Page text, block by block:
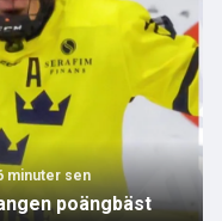
minuter sen
poängbäst